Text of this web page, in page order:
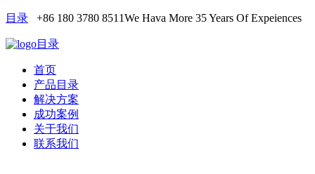
目录 +86 180 3780 8511We Hava More 35 Years Of Expeiences
目录
首页
产品目录
解决方案
成功案例
关于我们
联系我们